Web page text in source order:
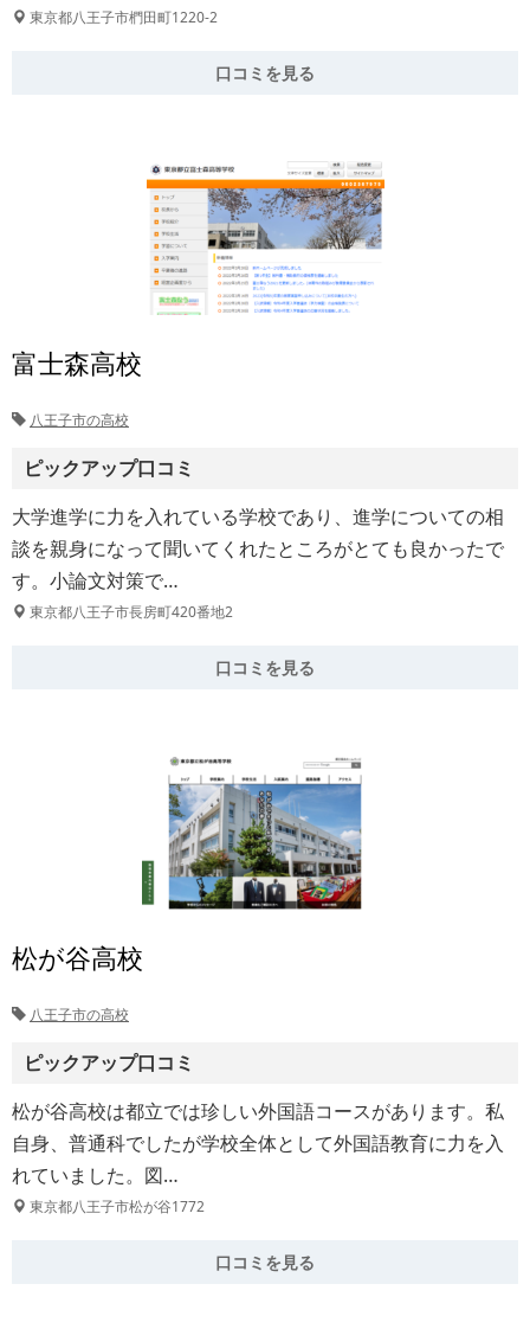
東京都八王子市椚田町1220-2
口コミを見る
富士森高校
八王子市の高校
ピックアップ口コミ
大学進学に力を入れている学校であり、進学についての相
談を親身になって聞いてくれたところがとても良かったで
す。小論文対策で…
東京都八王子市長房町420番地2
口コミを見る
松が谷高校
八王子市の高校
ピックアップ口コミ
松が谷高校は都立では珍しい外国語コースがあります。私
自身、普通科でしたが学校全体として外国語教育に力を入
れていました。図…
東京都八王子市松が谷1772
口コミを見る